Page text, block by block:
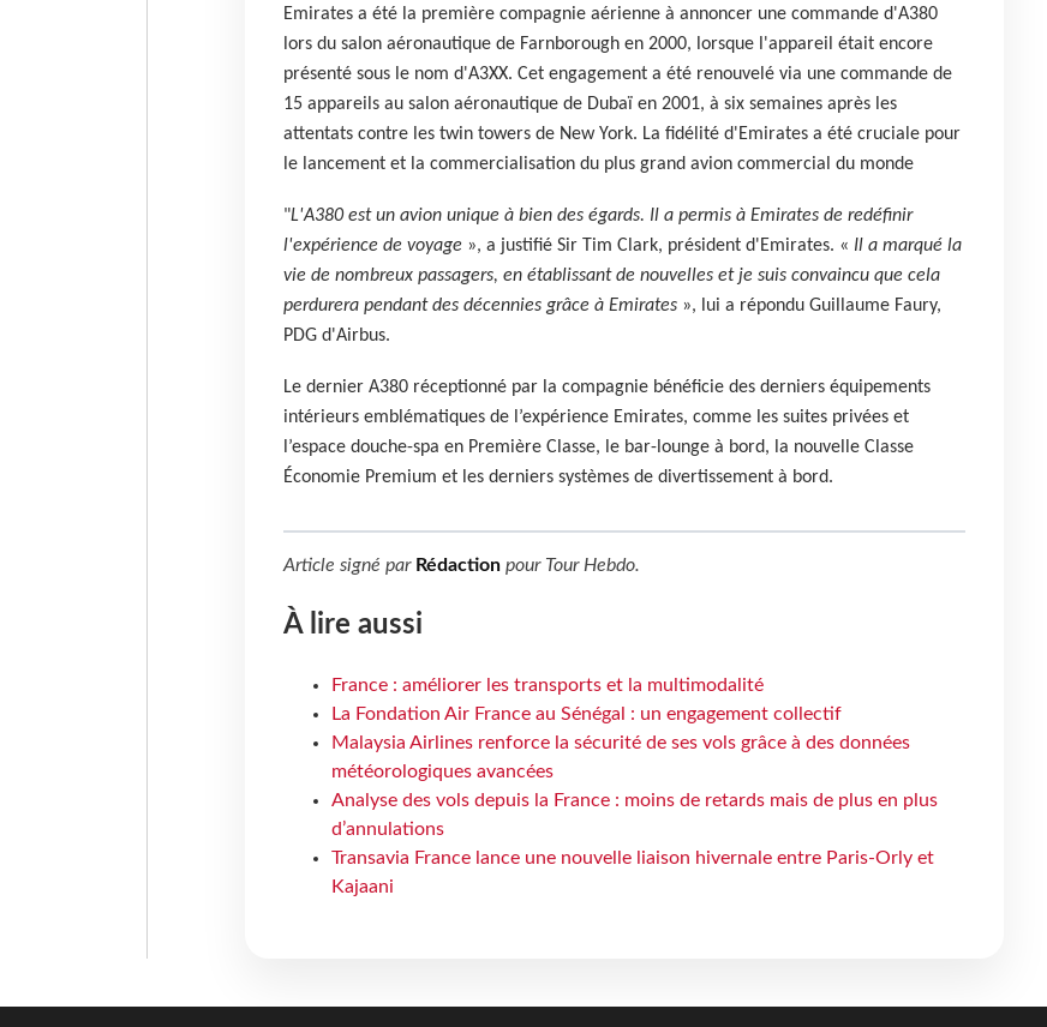
Emirates a été la première compagnie aérienne à annoncer une commande d'A380
lors du salon aéronautique de Farnborough en 2000, lorsque l'appareil était encore
présenté sous le nom d'A3XX. Cet engagement a été renouvelé via une commande de
15 appareils au salon aéronautique de Dubaï en 2001, à six semaines après les
attentats contre les twin towers de New York. La fidélité d'Emirates a été cruciale pour
le lancement et la commercialisation du plus grand avion commercial du monde
"L'A380 est un avion unique à bien des égards. Il a permis à Emirates de redéfinir
l'expérience de voyage», a justifié Sir Tim Clark, président d'Emirates. « Il a marqué la
vie de nombreux passagers, en établissant de nouvelles et je suis convaincu que cela
perdurera pendant des décennies grâce à Emirates », lui a répondu Guillaume Faury,
PDG d'Airbus.
Le dernier A380 réceptionné par la compagnie bénéficie des derniers équipements
intérieurs emblématiques de l’expérience Emirates, comme les suites privées et
l’espace douche-spa en Première Classe, le bar-lounge à bord, la nouvelle Classe
Économie Premium et les derniers systèmes de divertissement à bord.
Article signé par Rédactionpour Tour Hebdo.
À lire aussi
France : améliorer les transports et la multimodalité
La Fondation Air France au Sénégal : un engagement collectif
Malaysia Airlines renforce la sécurité de ses vols grâce à des données
météorologiques avancées
Analyse des vols depuis la France : moins de retards mais de plus en plus
d’annulations
Transavia France lance une nouvelle liaison hivernale entre Paris-Orly et
Kajaani